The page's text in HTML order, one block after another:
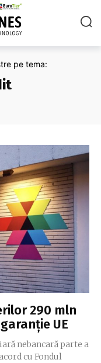
pe tema:
290 mln
UE
nebancară parte a
cu Fondul